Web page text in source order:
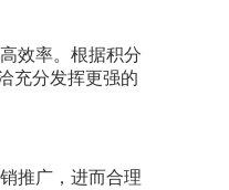
效率。根据积分
充分发挥更强的
推广，进而合理